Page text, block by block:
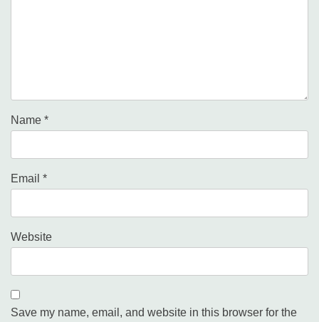
Name *
Email *
Website
Save my name, email, and website in this browser for the